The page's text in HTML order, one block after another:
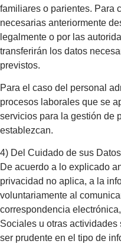
familiares o parientes. Para
necesarias anteriormente
legalmente o por las
transferirán los datos
previstos.
Para el caso del personal
procesos laborales que se
servicios para la gestión de
establezcan.
4) Del Cuidado de sus
De acuerdo a lo explicado
privacidad no aplica, a la
voluntariamente al
correspondencia
Sociales u otras
ser prudente en el tipo de